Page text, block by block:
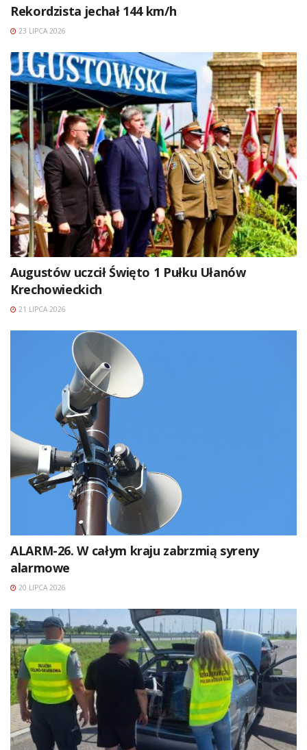
Rekordzista jechał 144 km/h
23 LIPCA 2026
Augustów uczcił Święto 1 Pułku Ułanów
Krechowieckich
21 LIPCA 2026
ALARM-26. W całym kraju zabrzmią syreny
alarmowe
20 LIPCA 2026